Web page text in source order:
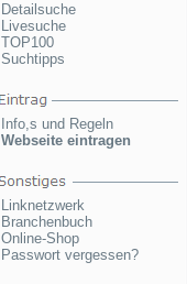
Detailsuche
Livesuche
TOP100
Suchtipps
Info,s und Regeln
Webseite eintragen
Linknetzwerk
Branchenbuch
Online-Shop
Passwort vergessen?